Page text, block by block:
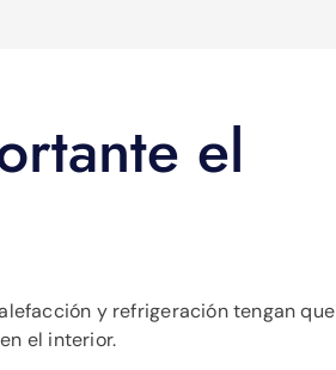
el
y refrigeración tengan que
el interior.